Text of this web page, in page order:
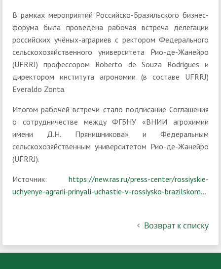
В рамках мероприятий Российско-Бразильского бизнес-
форума была проведена рабочая встреча делегации
российских учёных-аграриев с ректором Федерального
сельскохозяйственного университета Рио-де-Жанейро
(UFRRJ) профессором Roberto de Souza Rodrigues и
директором института агрономии (в составе UFRRJ)
Everaldo Zonta.
Итогом рабочей встречи стало подписание Соглашения
о сотрудничестве между ФГБНУ «ВНИИ агрохимии
имени Д.Н. Прянишникова» и Федеральным
сельскохозяйственным университетом Рио-де-Жанейро
(UFRRJ).
Источник: https://new.ras.ru/press-center/rossiyskie-
uchyenye-agrarii-prinyali-uchastie-v-rossiysko-brazilskom...
Возврат к списку